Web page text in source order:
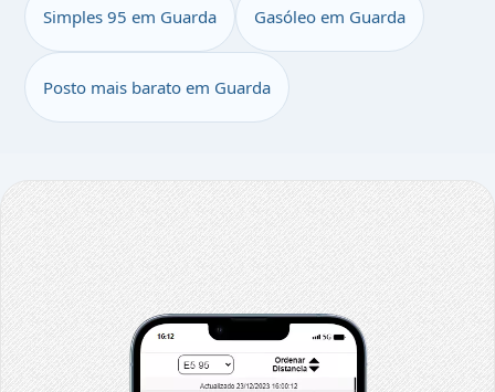
Simples 95 em Guarda Gasóleo em Guarda
Posto mais barato em Guarda